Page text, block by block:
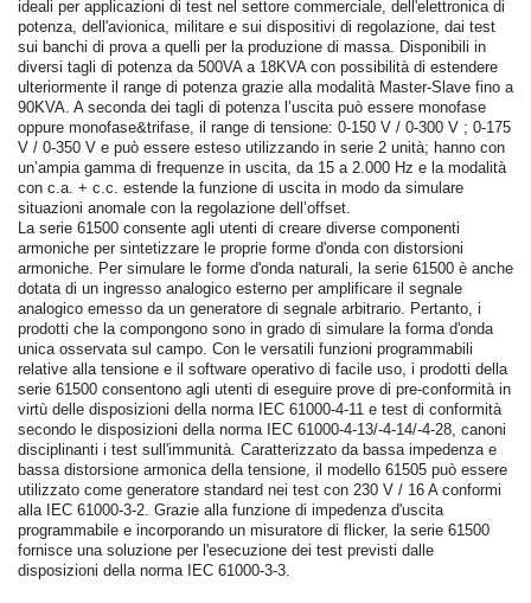
ideali per applicazioni di test nel settore commerciale, dell'elettronica di
potenza, dell'avionica, militare e sui dispositivi di regolazione, dai test
sui banchi di prova a quelli per la produzione di massa. Disponibili in
diversi tagli di potenza da 500VA a 18KVA con possibilità di estendere
ulteriormente il range di potenza grazie alla modalità Master-Slave fino a
90KVA. A seconda dei tagli di potenza l’uscita può essere monofase
oppure monofase&trifase, il range di tensione: 0-150 V / 0-300 V ; 0-175
V / 0-350 V e può essere esteso utilizzando in serie 2 unità; hanno con
un’ampia gamma di frequenze in uscita, da 15 a 2.000 Hz e la modalità
con c.a. + c.c. estende la funzione di uscita in modo da simulare
situazioni anomale con la regolazione dell’offset.
La serie 61500 consente agli utenti di creare diverse componenti
armoniche per sintetizzare le proprie forme d'onda con distorsioni
armoniche. Per simulare le forme d'onda naturali, la serie 61500 è anche
dotata di un ingresso analogico esterno per amplificare il segnale
analogico emesso da un generatore di segnale arbitrario. Pertanto, i
prodotti che la compongono sono in grado di simulare la forma d'onda
unica osservata sul campo. Con le versatili funzioni programmabili
relative alla tensione e il software operativo di facile uso, i prodotti della
serie 61500 consentono agli utenti di eseguire prove di pre-conformità in
virtù delle disposizioni della norma IEC 61000-4-11 e test di conformità
secondo le disposizioni della norma IEC 61000-4-13/-4-14/-4-28, canoni
disciplinanti i test sull'immunità. Caratterizzato da bassa impedenza e
bassa distorsione armonica della tensione, il modello 61505 può essere
utilizzato come generatore standard nei test con 230 V / 16 A conformi
alla IEC 61000-3-2. Grazie alla funzione di impedenza d'uscita
programmabile e incorporando un misuratore di flicker, la serie 61500
fornisce una soluzione per l'esecuzione dei test previsti dalle
disposizioni della norma IEC 61000-3-3.